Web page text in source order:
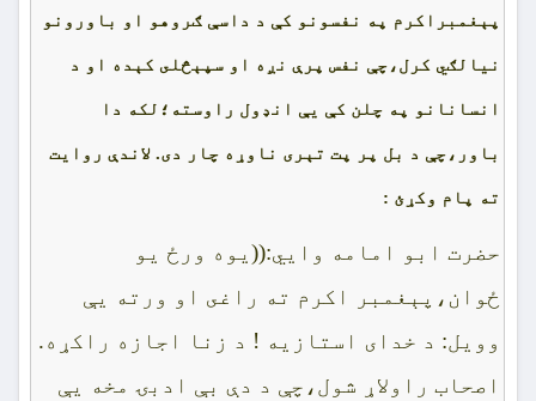
پېغمبراکرم په نفسونو کې د داسې ګروهو او باورونو
نيالګي کرل،چې نفس پرې نږه او سپېڅلى کېده او د
انسانانو په چلن کې يې انډول راوسته؛لکه دا
باور،چې د بل پر پت تېرى ناوړه چار دى. لاندې روايت
ته پام وکړئ :
حضرت ابو امامه وايي:((يوه ورځ يو
ځوان،پېغمبر اکرم ته راغى او ورته يې
وويل: د خداى استازيه ! د زنا اجازه راکړه.
اصحاب راولاړ شول،چې د دې بې ادبۍ مخه يې